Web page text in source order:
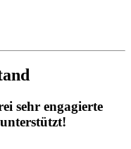
sehr engagierte